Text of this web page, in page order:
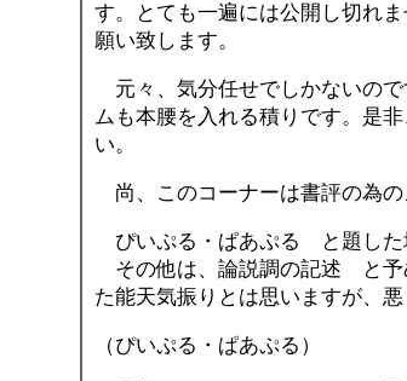
す。とても一遍には公開し切れ
願い致します。
元々、気分任せでしかないの
ムも本腰を入れる積りです。是
い。
尚、このコーナーは書評の為の
ぴいぷる・ぱあぷる と題した
その他は、論説調の記述 と予
た能天気振りとは思いますが、
（ぴいぷる・ぱあぷる）